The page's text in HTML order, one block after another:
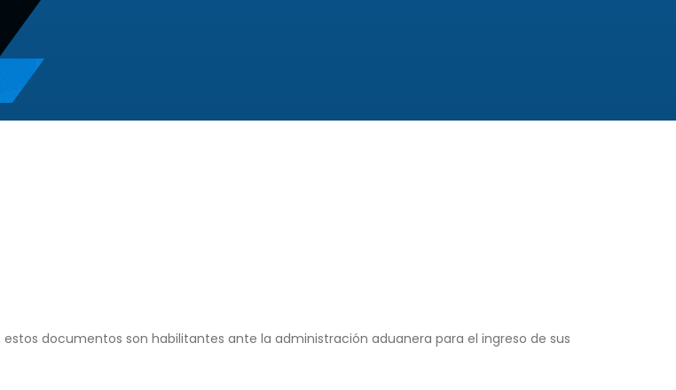
documentos son habilitantes ante la administración aduanera para el ingreso de sus